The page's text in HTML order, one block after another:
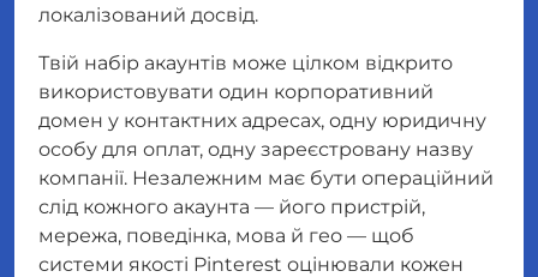
локалізований досвід.
Твій набір акаунтів може цілком відкрито
використовувати один корпоративний
домен у контактних адресах, одну юридичну
особу для оплат, одну зареєстровану назву
компанії. Незалежним має бути операційний
слід кожного акаунта — його пристрій,
мережа, поведінка, мова й гео — щоб
системи якості Pinterest оцінювали кожен